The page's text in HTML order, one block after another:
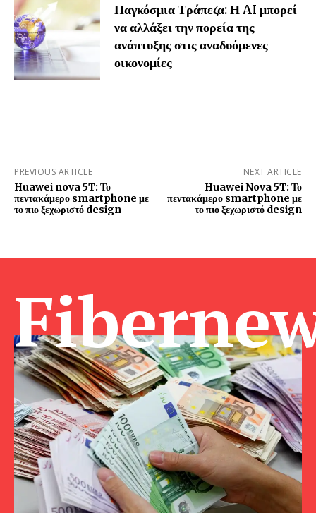
Παγκόσμια Τράπεζα: Η AI μπορεί
να αλλάξει την πορεία της
ανάπτυξης στις αναδυόμενες
οικονομίες
PREVIOUS ARTICLE
Huawei nova 5T: Το
πεντακάμερο smartphone με
το πιο ξεχωριστό design
NEXT ARTICLE
Huawei Nova 5T: Το
πεντακάμερο smartphone με
το πιο ξεχωριστό design